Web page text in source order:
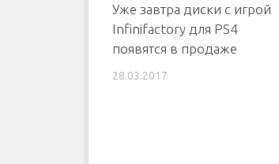
Уже завтра диски с игрой
Infinifactory для PS4
появятся в продаже
28.03.2017